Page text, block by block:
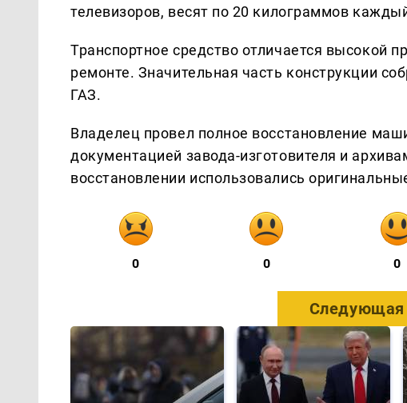
телевизоров, весят по 20 килограммов
Транспортное средство отличается высокой
ремонте. Значительная часть конструкции
ГАЗ.
Владелец провел полное восстановление
документацией завода-изготовителя и
восстановлении использовались
0 0 0
Следующая